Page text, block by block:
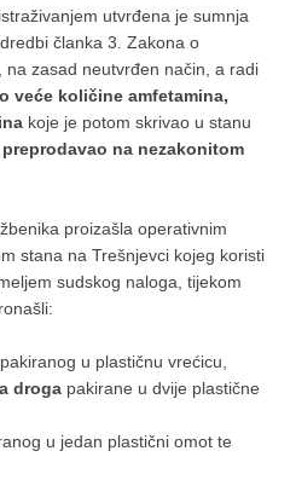
utvrđena je sumnja
članka 3. Zakona o
zasad neutvrđen način, a radi
veće količine amfetamina,
koje je potom skrivao u stanu
preprodavao na nezakonitom
proizašla operativnim
stana na Trešnjevci kojeg koristi
sudskog naloga, tijekom
pakiranog u plastičnu vrećicu,
droga pakirane u dvije plastične
u jedan plastični omot te